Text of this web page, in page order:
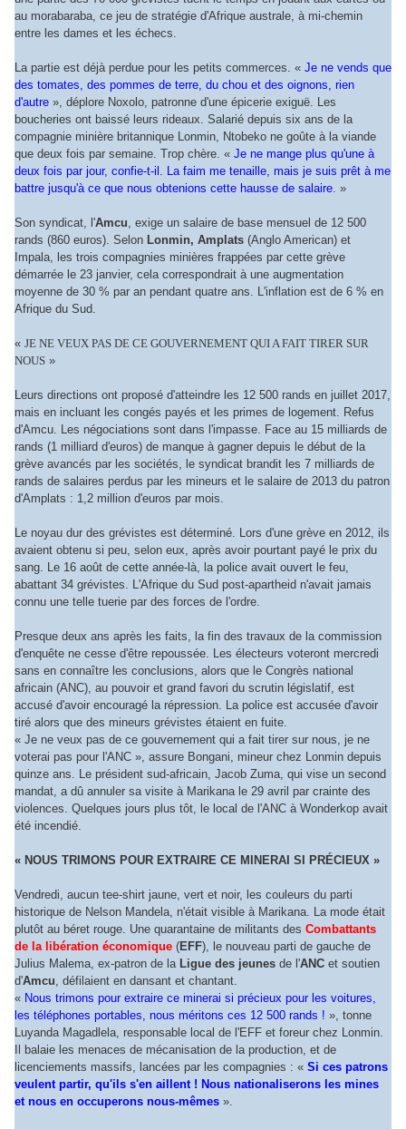
au morabaraba, ce jeu de stratégie d'Afrique australe, à mi-chemin
entre les dames et les échecs.
La partie est déjà perdue pour les petits commerces. « Je ne vends que
des tomates, des pommes de terre, du chou et des oignons, rien
d'autre », déplore Noxolo, patronne d'une épicerie exiguë. Les
boucheries ont baissé leurs rideaux. Salarié depuis six ans de la
compagnie minière britannique Lonmin, Ntobeko ne goûte à la viande
que deux fois par semaine. Trop chère. « Je ne mange plus qu'une à
deux fois par jour, confie-t-il. La faim me tenaille, mais je suis prêt à me
battre jusqu'à ce que nous obtenions cette hausse de salaire . »
Son syndicat, l'Amcu , exige un salaire de base mensuel de 12 500
rands (860 euros). Selon Lonmin, Amplats (Anglo American) et
Impala, les trois compagnies minières frappées par cette grève
démarrée le 23 janvier, cela correspondrait à une augmentation
moyenne de 30 % par an pendant quatre ans. L'inflation est de 6 % en
Afrique du Sud.
« JE NE VEUX PAS DE CE GOUVERNEMENT QUI A FAIT TIRER SUR
NOUS »
Leurs directions ont proposé d'atteindre les 12 500 rands en juillet 2017,
mais en incluant les congés payés et les primes de logement. Refus
d'Amcu. Les négociations sont dans l'impasse. Face au 15 milliards de
rands (1 milliard d'euros) de manque à gagner depuis le début de la
grève avancés par les sociétés, le syndicat brandit les 7 milliards de
rands de salaires perdus par les mineurs et le salaire de 2013 du patron
d'Amplats : 1,2 million d'euros par mois.
Le noyau dur des grévistes est déterminé. Lors d'une grève en 2012, ils
avaient obtenu si peu, selon eux, après avoir pourtant payé le prix du
sang. Le 16 août de cette année-là, la police avait ouvert le feu,
abattant 34 grévistes. L'Afrique du Sud post-apartheid n'avait jamais
connu une telle tuerie par des forces de l'ordre.
Presque deux ans après les faits, la fin des travaux de la commission
d'enquête ne cesse d'être repoussée. Les électeurs voteront mercredi
sans en connaître les conclusions, alors que le Congrès national
africain (ANC), au pouvoir et grand favori du scrutin législatif, est
accusé d'avoir encouragé la répression. La police est accusée d'avoir
tiré alors que des mineurs grévistes étaient en fuite.
« Je ne veux pas de ce gouvernement qui a fait tirer sur nous, je ne
voterai pas pour l'ANC », assure Bongani, mineur chez Lonmin depuis
quinze ans. Le président sud-africain, Jacob Zuma, qui vise un second
mandat, a dû annuler sa visite à Marikana le 29 avril par crainte des
violences. Quelques jours plus tôt, le local de l'ANC à Wonderkop avait
été incendié.
« NOUS TRIMONS POUR EXTRAIRE CE MINERAI SI PRÉCIEUX »
Vendredi, aucun tee-shirt jaune, vert et noir, les couleurs du parti
historique de Nelson Mandela, n'était visible à Marikana. La mode était
plutôt au béret rouge. Une quarantaine de militants des Combattants
de la libération économique (EFF), le nouveau parti de gauche de
Julius Malema, ex-patron de la Ligue des jeunes de l'ANC et soutien
d'Amcu , défilaient en dansant et chantant.
« Nous trimons pour extraire ce minerai si précieux pour les voitures,
les téléphones portables, nous méritons ces 12 500 rands ! », tonne
Luyanda Magadlela, responsable local de l'EFF et foreur chez Lonmin.
Il balaie les menaces de mécanisation de la production, et de
licenciements massifs, lancées par les compagnies : « Si ces patrons
veulent partir, qu'ils s'en aillent ! Nous nationaliserons les mines
et nous en occuperons nous-mêmes ».